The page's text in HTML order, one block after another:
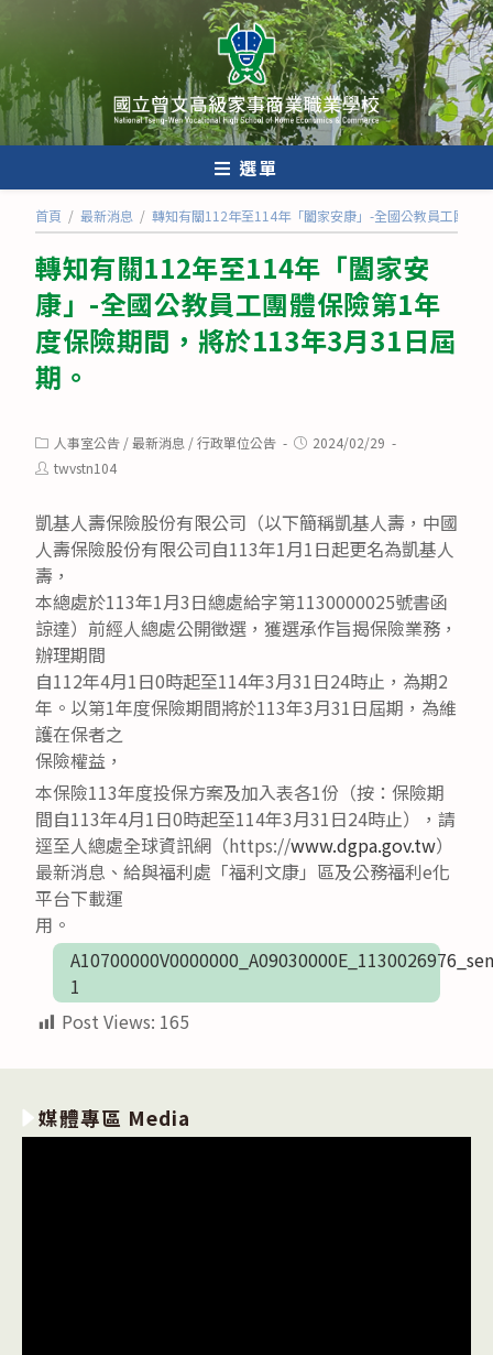
轉
至
主
要
內
選單
首頁 / 最新消息 / 轉知有關112年至114年「闔家安康」-全國公教員工團體
轉知有關112年至114年「闔家安
康」-全國公教員工團體保險第1年
度保險期間，將於113年3月31日屆
期。
Post
category:
人事室公告 /最新消息 /行政單位公告
Post2024/02/29
Posttwvstn104
凱基人壽保險股份有限公司（以下簡稱凱基人壽，中國
人壽保險股份有限公司自113年1月1日起更名為凱基人
壽，
本總處於113年1月3日總處給字第1130000025號書函
諒達）前經人總處公開徵選，獲選承作旨揭保險業務，
辦理期間
自112年4月1日0時起至114年3月31日24時止，為期2
年。以第1年度保險期間將於113年3月31日屆期，為維
護在保者之
保險權益，
本保險113年度投保方案及加入表各1份（按：保險期
間自113年4月1日0時起至114年3月31日24時止），請
逕至人總處全球資訊網（https://www.dgpa.gov.tw）
最新消息、給與福利處「福利文康」區及公務福利e化
平台下載運
用。
1
Post Views: 165
媒體專區 Media